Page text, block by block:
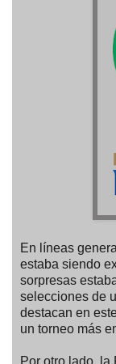
En líneas
estaba siendo
sorpresas
selecciones de
destacan en
un torneo más